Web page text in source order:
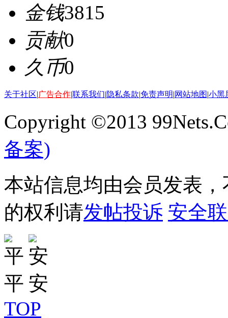
金钱3815
贡献0
久币0
关于社区|广告合作|联系我们|隐私条款|免责声明|网站地图|小黑
Copyright ©2013
备案)
本站信息均由会员发表
的权利请发帖投诉 安全
TOP